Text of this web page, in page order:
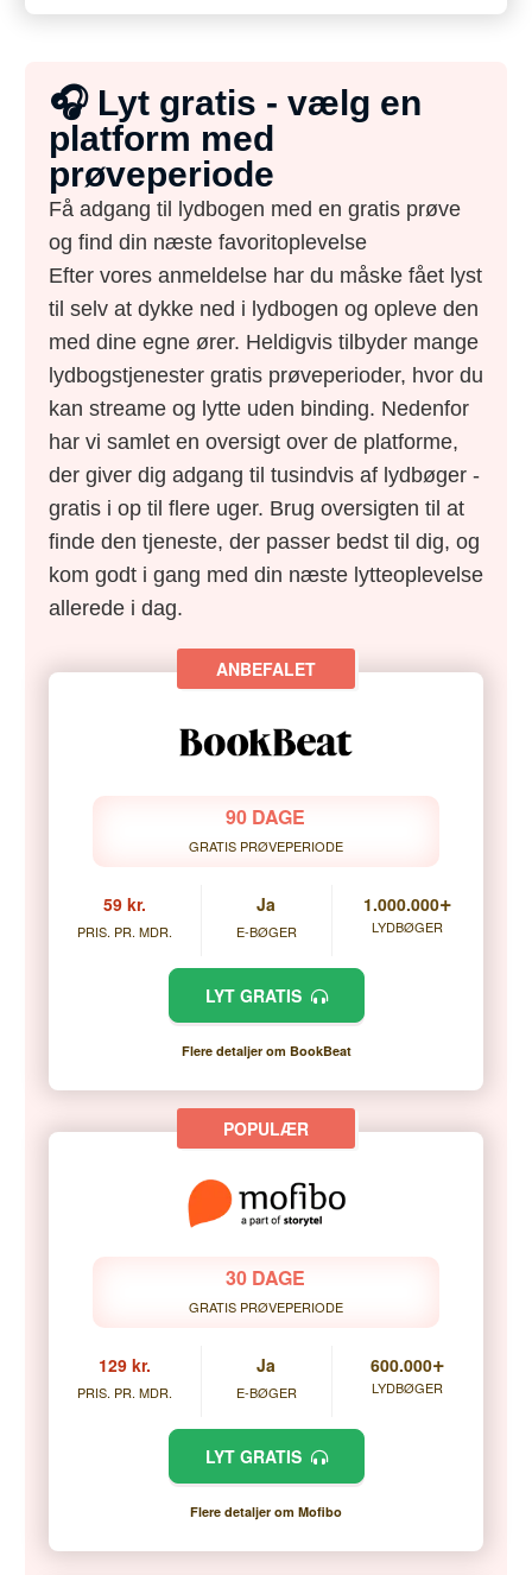
🎧 Lyt gratis - vælg en
platform med
prøveperiode
Få adgang til lydbogen med en gratis prøve
og find din næste favoritoplevelse
Efter vores anmeldelse har du måske fået lyst
til selv at dykke ned i lydbogen og opleve den
med dine egne ører. Heldigvis tilbyder mange
lydbogstjenester gratis prøveperioder, hvor du
kan streame og lytte uden binding. Nedenfor
har vi samlet en oversigt over de platforme,
der giver dig adgang til tusindvis af lydbøger -
gratis i op til flere uger. Brug oversigten til at
finde den tjeneste, der passer bedst til dig, og
kom godt i gang med din næste lytteoplevelse
allerede i dag.
90 DAGE
GRATIS PRØVEPERIODE
59 kr.
PRIS. PR. MDR.
Ja
E-BØGER
1.000.000+
LYDBØGER
LYT GRATIS
Flere detaljer om BookBeat
30 DAGE
GRATIS PRØVEPERIODE
129 kr.
PRIS. PR. MDR.
Ja
E-BØGER
600.000+
LYDBØGER
LYT GRATIS
Flere detaljer om Mofibo